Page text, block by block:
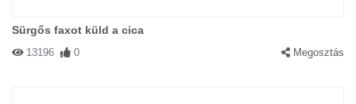
Sürgős faxot küld a cica
13196 0 Megosztás